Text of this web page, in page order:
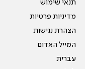
תנאי שימוש
מדיניות פרטיות
הצהרת נגישות
המייל האדום
עברית